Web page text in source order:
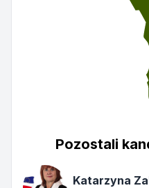
Pozostali
Katarzyna